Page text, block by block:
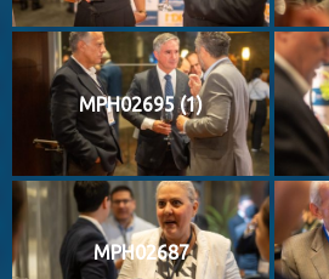
MPH02695 (1)
MPH02687